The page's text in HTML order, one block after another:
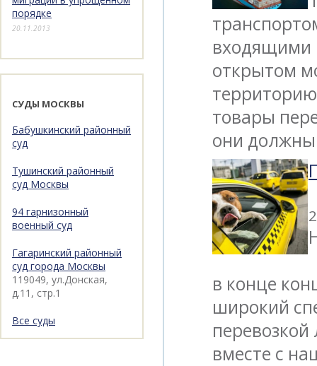
входящими
открытом
товары
они
в конце
широкий
вместе с
порядке
20.11.2013
СУДЫ МОСКВЫ
Бабушкинский районный
суд
Тушинский районный
суд Москвы
94 гарнизонный
военный суд
Гагаринский районный
суд города Москвы
119049, ул.Донская,
д.11, стр.1
Все суды